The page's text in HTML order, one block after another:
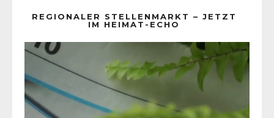
REGIONALER STELLENMARKT – JETZT
IM HEIMAT-ECHO
Player